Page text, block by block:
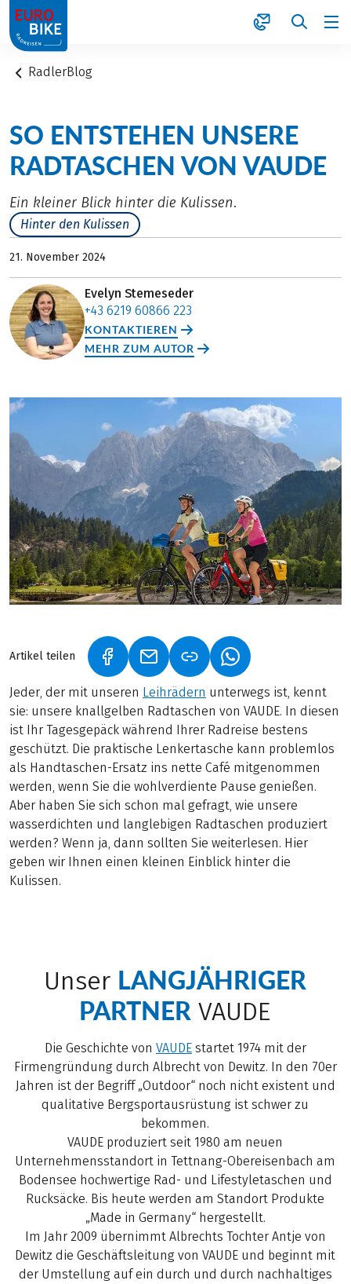
1
RadlerBlog
SO ENTSTEHEN UNSERE
RADTASCHEN VON VAUDE
Ein kleiner Blick hinter die Kulissen.
Hinter den Kulissen
21. November 2024
Evelyn Stemeseder
+43 6219 60866 223
KONTAKTIEREN
MEHR ZUM AUTOR
Artikel teilen (LINK ÖFFNET IN NEUEM TAB)
(LINK ÖFFNET IN NEUEM TAB)
(LINK ÖFFNET IN
Jeder, der mit unseren Leihrädern unterwegs ist, kennt
sie: unsere knallgelben Radtaschen von VAUDE. In diesen
ist Ihr Tagesgepäck während Ihrer Radreise bestens
geschützt. Die praktische Lenkertasche kann problemlos
als Handtaschen-Ersatz ins nette Café mitgenommen
werden, wenn Sie die wohlverdiente Pause genießen.
Aber haben Sie sich schon mal gefragt, wie unsere
wasserdichten und langlebigen Radtaschen produziert
werden? Wenn ja, dann sollten Sie weiterlesen. Hier
geben wir Ihnen einen kleinen Einblick hinter die
Kulissen.
Unser LANGJÄHRIGER
PARTNER VAUDE
Die Geschichte von VAUDEstartet 1974 mit der
Firmengründung durch Albrecht von Dewitz. In den 70er
Jahren ist der Begriff „Outdoor“ noch nicht existent und
qualitative Bergsportausrüstung ist schwer zu
bekommen.
VAUDE produziert seit 1980 am neuen
Unternehmensstandort in Tettnang-Obereisenbach am
Bodensee hochwertige Rad- und Lifestyletaschen und
Rucksäcke. Bis heute werden am Standort Produkte
„Made in Germany“ hergestellt.
Im Jahr 2009 übernimmt Albrechts Tochter Antje von
Dewitz die Geschäftsleitung von VAUDE und beginnt mit
der Umstellung auf ein durch und durch nachhaltiges